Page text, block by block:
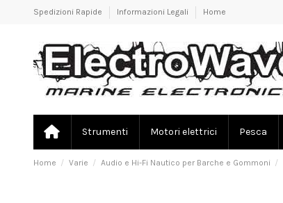
Spedizioni Rapide Informazioni Legali Home
Strumenti Motori elettrici Pesca
Home Varie Audio e Hi-Fi Nautico per Barche e Gommoni